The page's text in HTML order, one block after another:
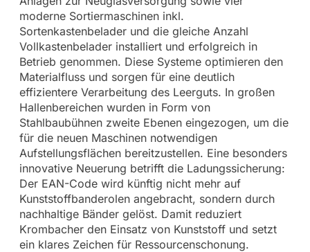
moderne Sortiermaschinen inkl.
Sortenkastenbelader und die gleiche Anzahl
Vollkastenbelader installiert und erfolgreich in
Betrieb genommen. Diese Systeme optimieren den
Materialfluss und sorgen für eine deutlich
effizientere Verarbeitung des Leerguts. In großen
Hallenbereichen wurden in Form von
Stahlbaubühnen zweite Ebenen eingezogen, um die
für die neuen Maschinen notwendigen
Aufstellungsflächen bereitzustellen. Eine besonders
innovative Neuerung betrifft die Ladungssicherung:
Der EAN-Code wird künftig nicht mehr auf
Kunststoffbanderolen angebracht, sondern durch
nachhaltige Bänder gelöst. Damit reduziert
Krombacher den Einsatz von Kunststoff und setzt
ein klares Zeichen für Ressourcenschonung.